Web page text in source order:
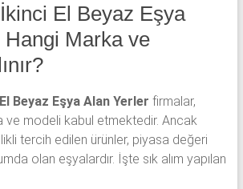
El Beyaz Eşya
Marka ve
Beyaz Eşya Alan Yerler firmalar,
ve modeli kabul etmektedir. Ancak
tercih edilen ürünler, piyasa değeri
olan eşyalardır. İşte sık alım yapılan